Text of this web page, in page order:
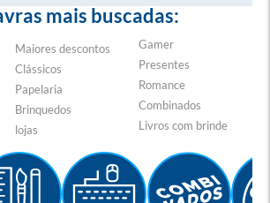
mais buscadas:
Maiores descontos
Clássicos
Papelaria
Brinquedos
lojas
Gamer
Presentes
Romance
Combinados
Livros com brinde